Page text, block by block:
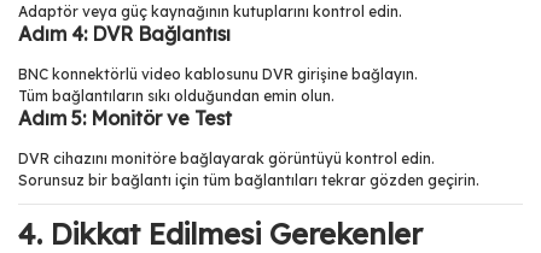
Adaptör veya güç kaynağının kutuplarını kontrol edin.
Adım 4: DVR Bağlantısı
BNC konnektörlü video kablosunu DVR girişine bağlayın.
Tüm bağlantıların sıkı olduğundan emin olun.
Adım 5: Monitör ve Test
DVR cihazını monitöre bağlayarak görüntüyü kontrol edin.
Sorunsuz bir bağlantı için tüm bağlantıları tekrar gözden geçirin.
4. Dikkat Edilmesi Gerekenler